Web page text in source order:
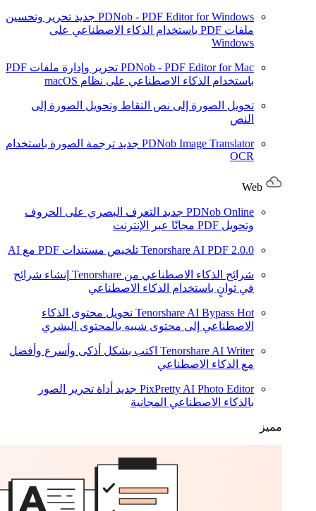
PDNob - PDF Editor for Windows جديد تحرير وتحسين
ملفات PDF باستخدام الذكاء الاصطناعي على
Windows
PDNob - PDF Editor for Mac
تحرير وإدارة ملفات PDF
باستخدام الذكاء الاصطناعي على نظام macOS
تحويل الصورة إلى نص التقاط وتحويل الصورة إلى
النص
PDNob Image Translator جديد ترجمة الصورة باستخدام
OCR
PDNob Online جديد التعرف البصري على الحروف
وتحويل PDF مجانًا عبر الإنترنت
Tenorshare AI PDF 2.0.0 تلخيص مستندات PDF مع AI
شرائح الذكاء الاصطناعي من Tenorshare
إنشاء شرائح
في ثوانٍ باستخدام الذكاء الاصطناعي
Tenorshare AI Bypass Hot
تحويل محتوى الذكاء
الاصطناعي إلى محتوى شبيه بالمحتوى البشري
Tenorshare AI Writer اكتب بشكل أذكى وأسرع وأفضل
مع الذكاء الاصطناعي
PixPretty AI Photo Editor جديد أداة تحرير الصور
بالذكاء الاصطناعي المجانية
مميز